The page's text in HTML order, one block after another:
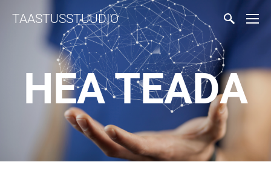
TAASTUSSTUUDIO
HEA TEADA